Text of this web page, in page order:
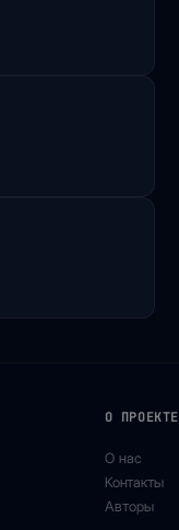
О ПРОЕКТЕ
О нас
Контакты
Авторы